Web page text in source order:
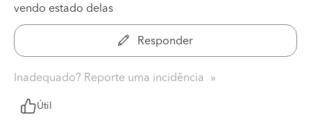
vendo estado delas
Responder
Inadequado? Reporte uma incidência
Útil